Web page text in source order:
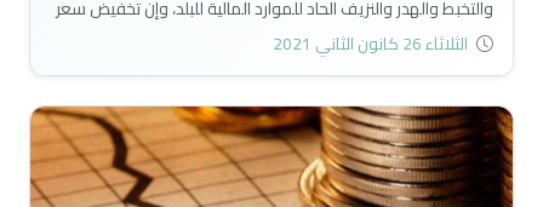
والتخبط والهدر والنزيف الحاد للموارد المالية للبلد، وإن تخفيض سعر
الصرف وتخفيض رواتب الموظفين وفرض الضرائب في ظل الظروف
التي يمر بها البلد ليست العصا السحرية لحل مشاكلهُ..
الثلاثاء 26 كانون الثاني 2021